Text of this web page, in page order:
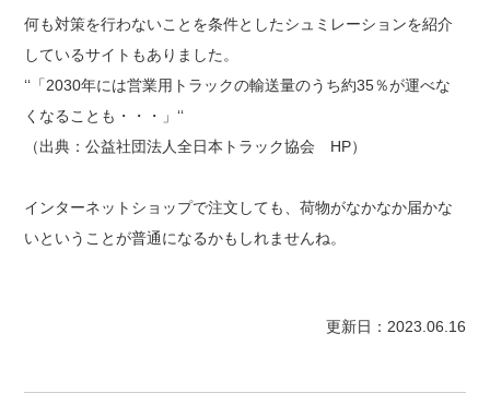
何も対策を行わないことを条件としたシュミレーションを紹介
しているサイトもありました。
‘‘「2030年には営業用トラックの輸送量のうち約35％が運べな
くなることも・・・」‘‘
（出典：公益社団法人全日本トラック協会 HP）
インターネットショップで注文しても、荷物がなかなか届かな
いということが普通になるかもしれませんね。
更新日：2023.06.16